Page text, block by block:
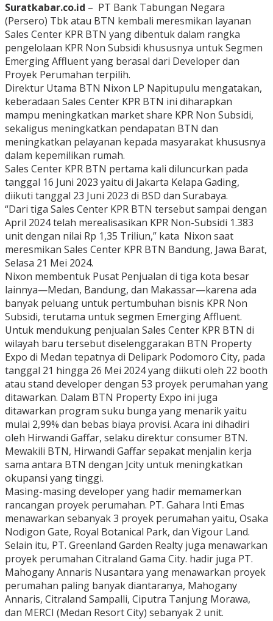
Suratkabar.co.id – PT Bank Tabungan Negara
(Persero) Tbk atau BTN kembali meresmikan layanan
Sales Center KPR BTN yang dibentuk dalam rangka
pengelolaan KPR Non Subsidi khususnya untuk Segmen
Emerging Affluent yang berasal dari Developer dan
Proyek Perumahan terpilih.
Direktur Utama BTN Nixon LP Napitupulu mengatakan,
keberadaan Sales Center KPR BTN ini diharapkan
mampu meningkatkan market share KPR Non Subsidi,
sekaligus meningkatkan pendapatan BTN dan
meningkatkan pelayanan kepada masyarakat khususnya
dalam kepemilikan rumah.
Sales Center KPR BTN pertama kali diluncurkan pada
tanggal 16 Juni 2023 yaitu di Jakarta Kelapa Gading,
diikuti tanggal 23 Juni 2023 di BSD dan Surabaya.
“Dari tiga Sales Center KPR BTN tersebut sampai dengan
April 2024 telah merealisasikan KPR Non-Subsidi 1.383
unit dengan nilai Rp 1,35 Triliun,” kata Nixon saat
meresmikan Sales Center KPR BTN Bandung, Jawa Barat,
Selasa 21 Mei 2024.
Nixon membentuk Pusat Penjualan di tiga kota besar
lainnya—Medan, Bandung, dan Makassar—karena ada
banyak peluang untuk pertumbuhan bisnis KPR Non
Subsidi, terutama untuk segmen Emerging Affluent.
Untuk mendukung penjualan Sales Center KPR BTN di
wilayah baru tersebut diselenggarakan BTN Property
Expo di Medan tepatnya di Delipark Podomoro City, pada
tanggal 21 hingga 26 Mei 2024 yang diikuti oleh 22 booth
atau stand developer dengan 53 proyek perumahan yang
ditawarkan. Dalam BTN Property Expo ini juga
ditawarkan program suku bunga yang menarik yaitu
mulai 2,99% dan bebas biaya provisi. Acara ini dihadiri
oleh Hirwandi Gaffar, selaku direktur consumer BTN.
Mewakili BTN, Hirwandi Gaffar sepakat menjalin kerja
sama antara BTN dengan Jcity untuk meningkatkan
okupansi yang tinggi.
Masing-masing developer yang hadir memamerkan
rancangan proyek perumahan. PT. Gahara Inti Emas
menawarkan sebanyak 3 proyek perumahan yaitu, Osaka
Nodigon Gate, Royal Botanical Park, dan Vigour Land.
Selain itu, PT. Greenland Garden Realty juga menawarkan
proyek perumahan Citraland Gama City. hadir juga PT.
Mahogany Annaris Nusantara yang menawarkan proyek
perumahan paling banyak diantaranya, Mahogany
Annaris, Citraland Sampalli, Ciputra Tanjung Morawa,
dan MERCI (Medan Resort City) sebanyak 2 unit.